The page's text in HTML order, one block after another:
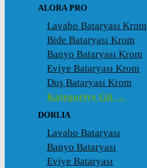
ALORA PRO
Lavabo Bataryası Krom
Bide Bataryası Krom
Banyo Bataryası Krom
Eviye Bataryası Krom
Duş Bataryası Krom
Kategoriye Git →
DORLIA
Lavabo Bataryası
Banyo Bataryası
Eviye Bataryası